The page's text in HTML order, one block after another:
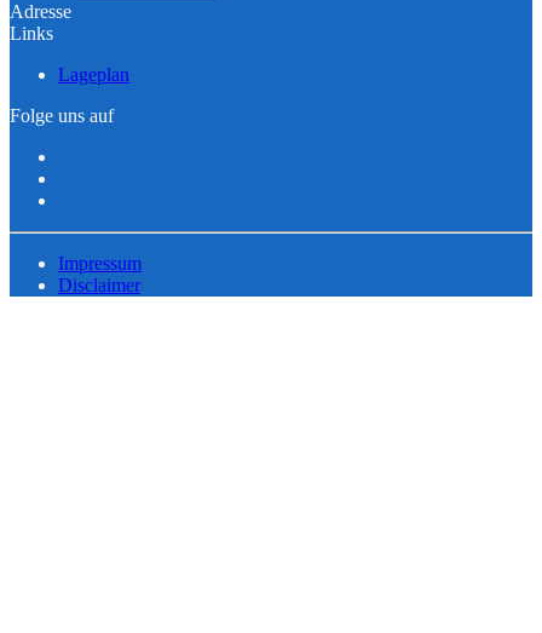
Adresse
Links
Lageplan
Folge uns auf
Impressum
Disclaimer